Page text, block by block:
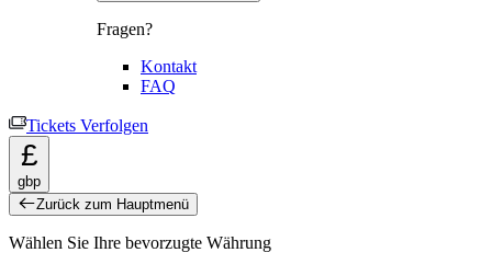
Fragen?
Kontakt
FAQ
Tickets Verfolgen
£
gbp
Zurück zum Hauptmenü
Wählen Sie Ihre bevorzugte Währung